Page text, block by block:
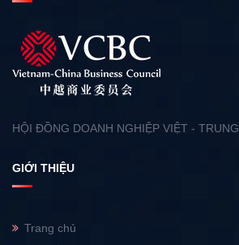
HỘI ĐỒNG DOANH NGHIỆP VIỆT - TRUNG
GIỚI THIỆU
Trang chủ